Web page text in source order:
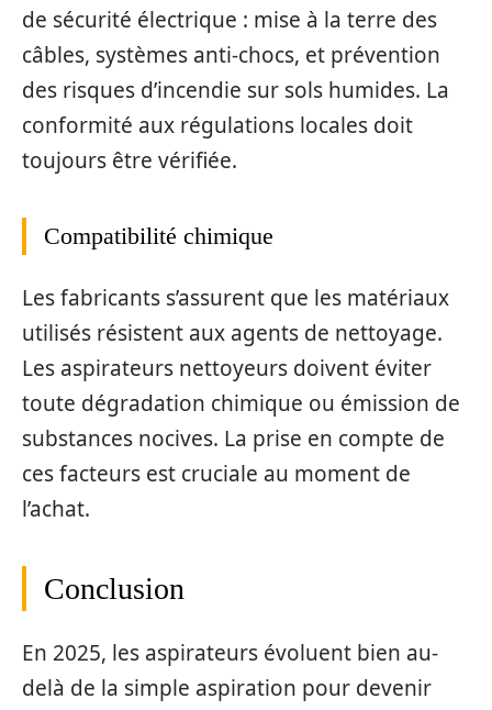
de sécurité électrique : mise à la terre des
câbles, systèmes anti-chocs, et prévention
des risques d’incendie sur sols humides. La
conformité aux régulations locales doit
toujours être vérifiée.
Compatibilité chimique
Les fabricants s’assurent que les matériaux
utilisés résistent aux agents de nettoyage.
Les aspirateurs nettoyeurs doivent éviter
toute dégradation chimique ou émission de
substances nocives. La prise en compte de
ces facteurs est cruciale au moment de
l’achat.
Conclusion
En 2025, les aspirateurs évoluent bien au-
delà de la simple aspiration pour devenir